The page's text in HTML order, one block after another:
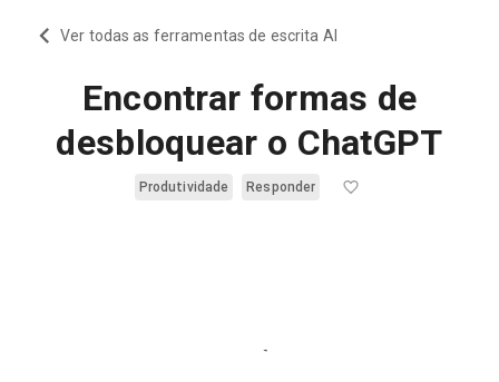
Ver todas as ferramentas de escrita AI
Encontrar formas de
desbloquear o ChatGPT
Produtividade Responder